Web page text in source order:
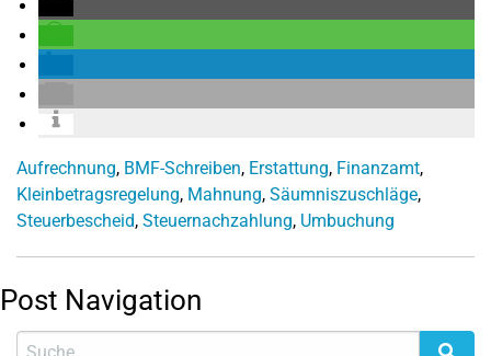
Aufrechnung, BMF-Schreiben, Erstattung, Finanzamt,
Kleinbetragsregelung, Mahnung, Säumniszuschläge,
Steuerbescheid, Steuernachzahlung, Umbuchung
Post Navigation